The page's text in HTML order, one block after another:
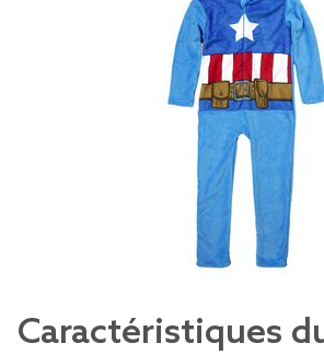
Caractéristiques